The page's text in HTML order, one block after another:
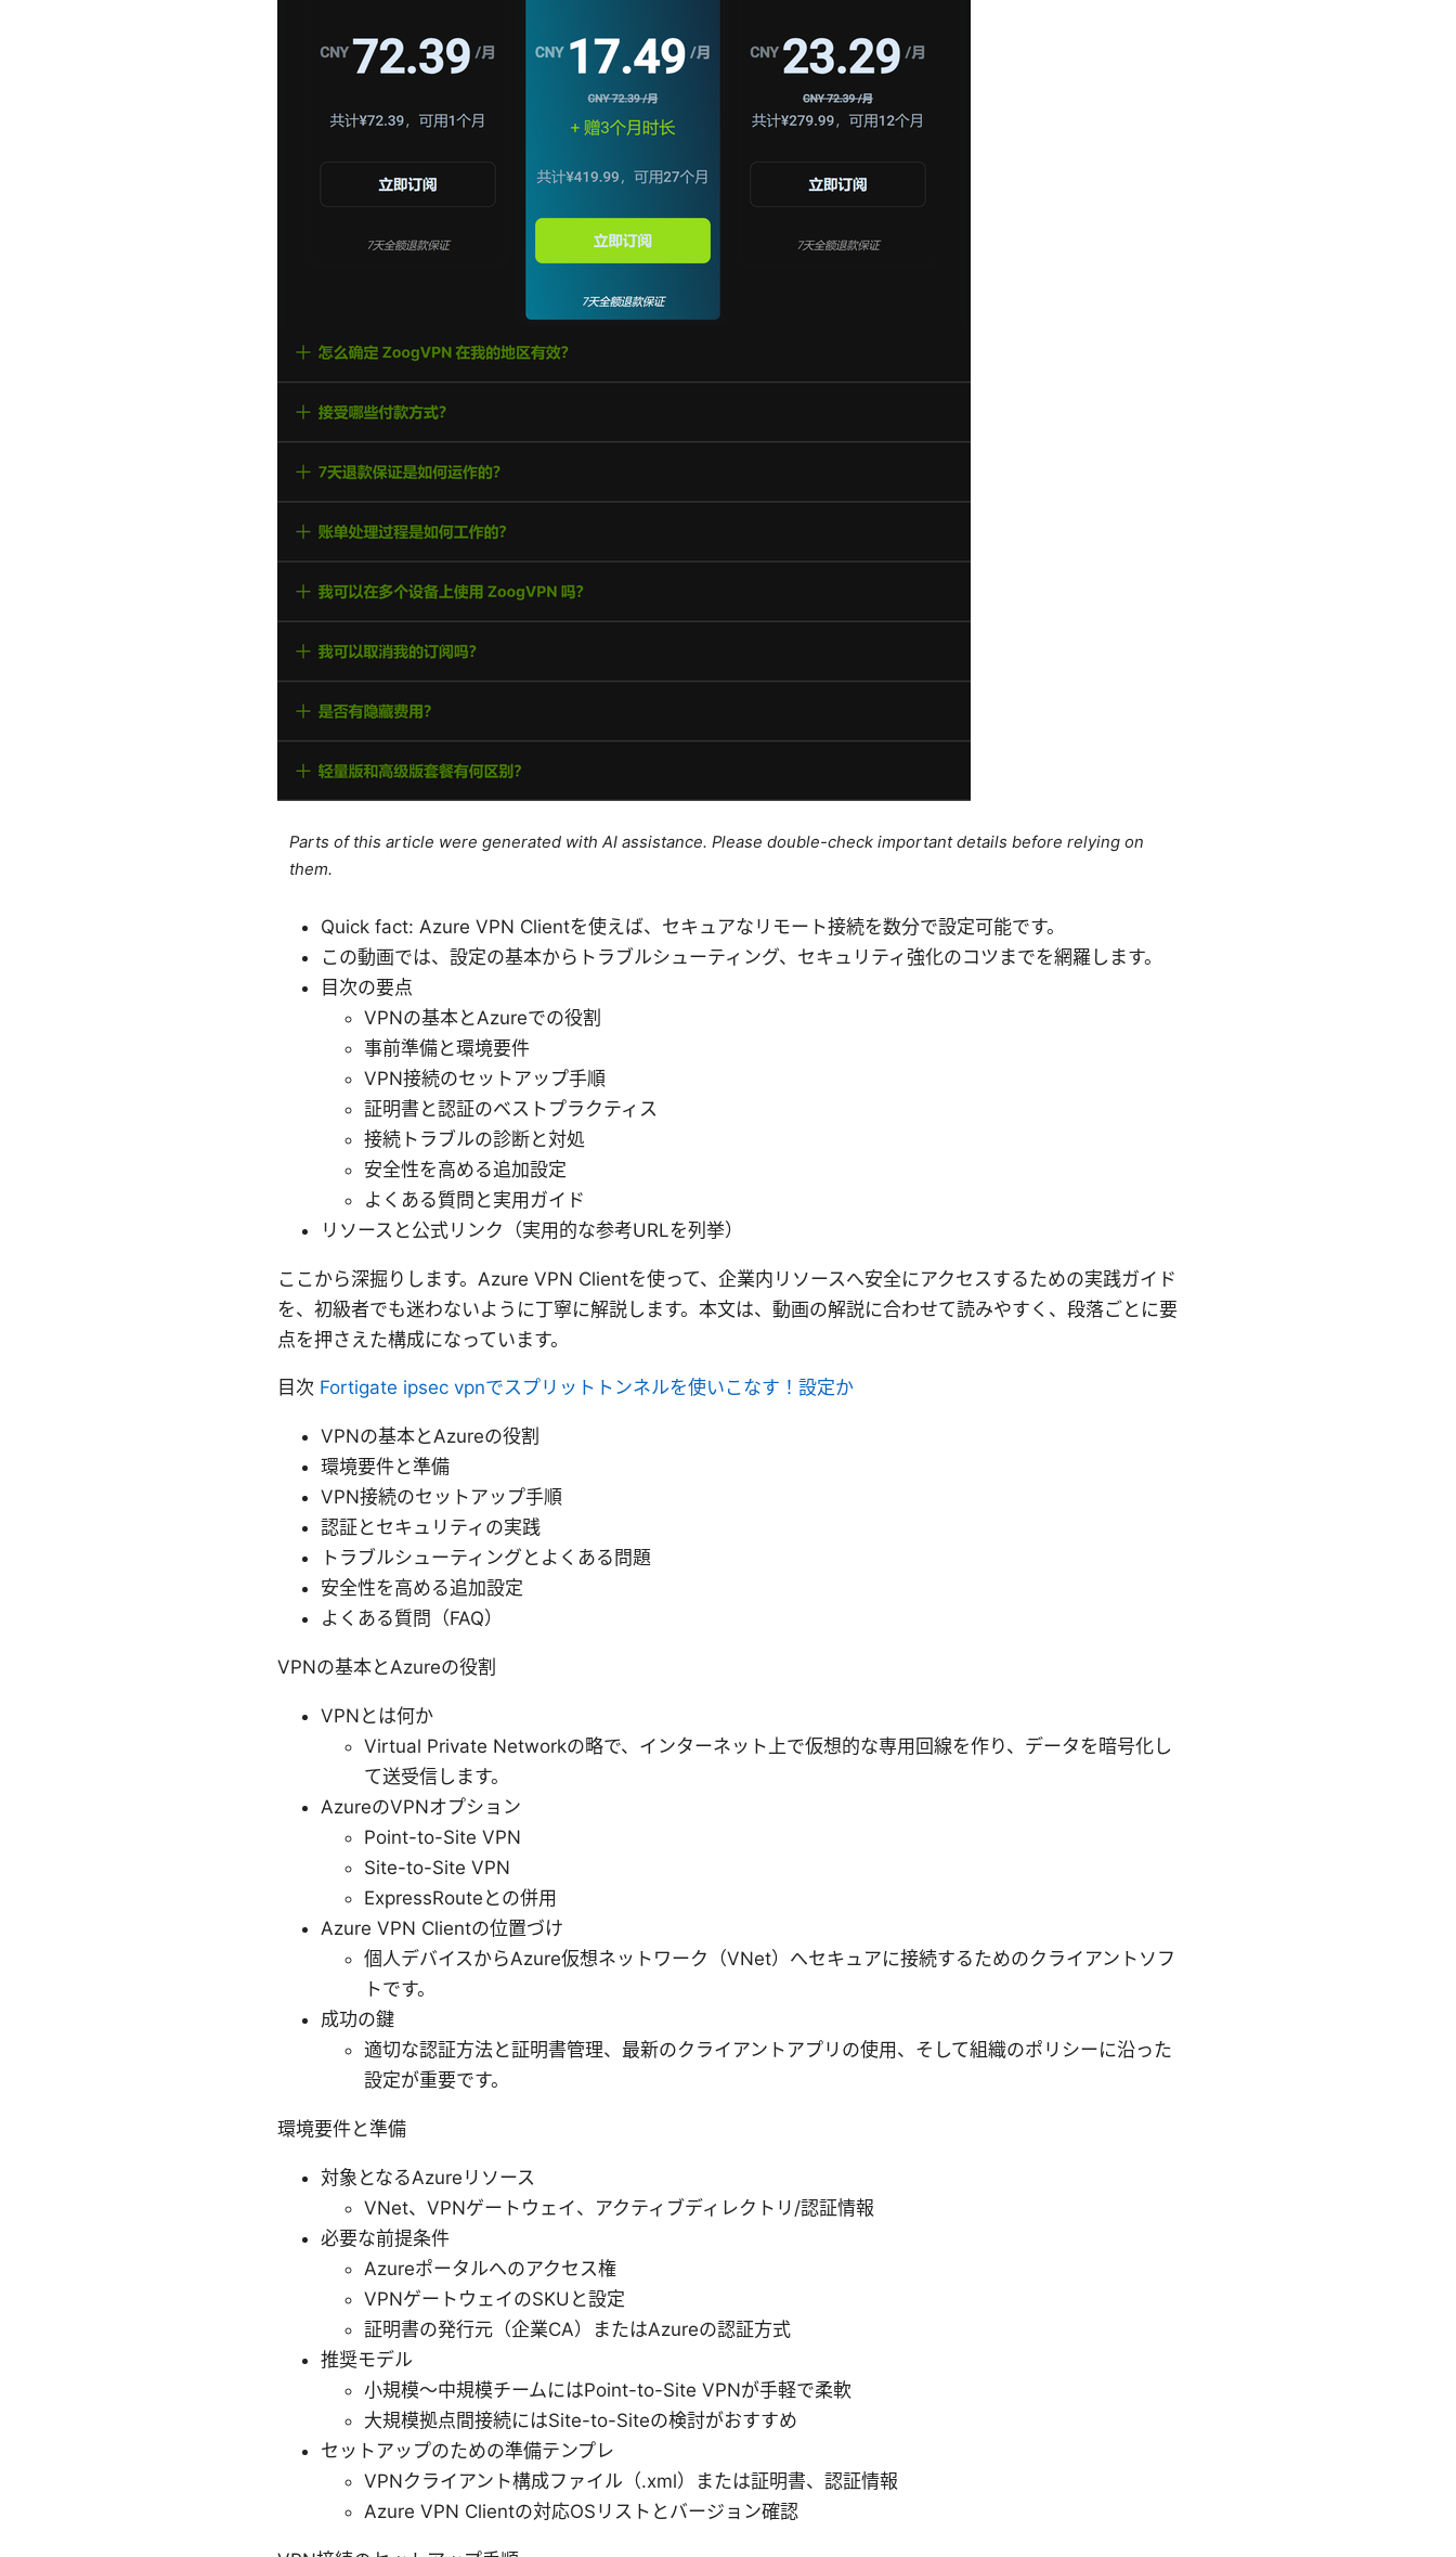
Parts of this article were generated with AI assistance. Please double-check important details before relying on
them.
Quick fact: Azure VPN Clientを使えば、セキュアなリモート接続を数分で設定可能です。
この動画では、設定の基本からトラブルシューティング、セキュリティ強化のコツまでを網羅します。
目次の要点
VPNの基本とAzureでの役割
事前準備と環境要件
VPN接続のセットアップ手順
証明書と認証のベストプラクティス
接続トラブルの診断と対処
安全性を高める追加設定
よくある質問と実用ガイド
リソースと公式リンク（実用的な参考URLを列挙）
ここから深掘りします。Azure VPN Clientを使って、企業内リソースへ安全にアクセスするための実践ガイド
を、初級者でも迷わないように丁寧に解説します。本文は、動画の解説に合わせて読みやすく、段落ごとに要
点を押さえた構成になっています。
目次 Fortigate ipsec vpnでスプリットトンネルを使いこなす！設定か
VPNの基本とAzureの役割
環境要件と準備
VPN接続のセットアップ手順
認証とセキュリティの実践
トラブルシューティングとよくある問題
安全性を高める追加設定
よくある質問（FAQ）
VPNの基本とAzureの役割
VPNとは何か
Virtual Private Networkの略で、インターネット上で仮想的な専用回線を作り、データを暗号化し
て送受信します。
AzureのVPNオプション
Point-to-Site VPN
Site-to-Site VPN
ExpressRouteとの併用
Azure VPN Clientの位置づけ
個人デバイスからAzure仮想ネットワーク（VNet）へセキュアに接続するためのクライアントソフ
トです。
成功の鍵
適切な認証方法と証明書管理、最新のクライアントアプリの使用、そして組織のポリシーに沿った
設定が重要です。
環境要件と準備
対象となるAzureリソース
VNet、VPNゲートウェイ、アクティブディレクトリ/認証情報
必要な前提条件
Azureポータルへのアクセス権
VPNゲートウェイのSKUと設定
証明書の発行元（企業CA）またはAzureの認証方式
推奨モデル
小規模〜中規模チームにはPoint-to-Site VPNが手軽で柔軟
大規模拠点間接続にはSite-to-Siteの検討がおすすめ
セットアップのための準備テンプレ
VPNクライアント構成ファイル（.xml）または証明書、認証情報
Azure VPN Clientの対応OSリストとバージョン確認